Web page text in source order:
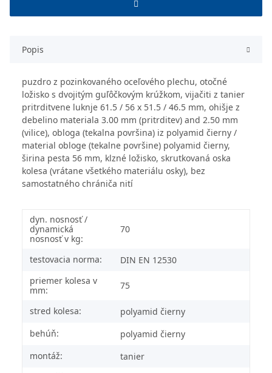
Popis
puzdro z pozinkovaného oceľového plechu, otočné
ložisko s dvojitým guľôčkovým krúžkom, vijačiti z tanier
pritrditvene luknje 61.5 / 56 x 51.5 / 46.5 mm, ohišje z
debelino materiala 3.00 mm (pritrditev) and 2.50 mm
(vilice), obloga (tekalna površina) iz polyamid čierny /
material obloge (tekalne površine) polyamid čierny,
širina pesta 56 mm, klzné ložisko, skrutkovaná oska
kolesa (vrátane všetkého materiálu osky), bez
samostatného chrániča nití
dyn. nosnosť /
dynamická
nosnosť v kg:
70
testovacia norma:
DIN EN 12530
priemer kolesa v
mm:
75
stred kolesa:
polyamid čierny
behúň:
polyamid čierny
montáž:
tanier